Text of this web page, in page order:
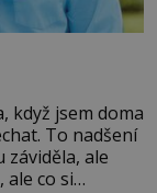
když jsem doma
To nadšení
ale
ale co si